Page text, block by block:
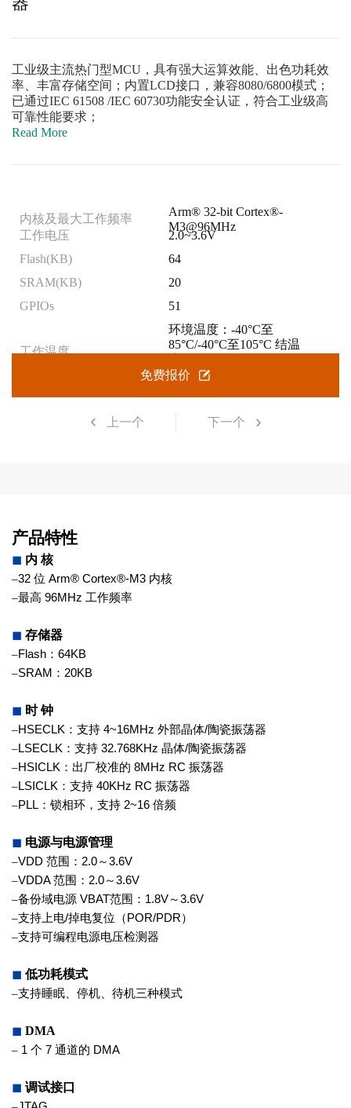
工业级主流热门型MCU，具有强大运算效能、出色功耗效
率、丰富存储空间；内置LCD接口，兼容8080/6800模式；
已通过IEC 61508 /IEC 60730功能安全认证，符合工业级高
可靠性能要求；
Read More
内核及最大工作频率
Arm® 32-bit Cortex®-
M3@96MHz
工作电压
2.0~3.6V
Flash(KB)
64
SRAM(KB)
20
GPIOs
51
工作温度
环境温度：-40°C至
85°C/-40°C至105°C 结温
125°C
免费报价
上一个 下一个
产品特性
◼ 内 核
–32 位 Arm® Cortex®-M3 内核
–最高 96MHz 工作频率
◼ 存储器
–Flash ： 64KB
–SRAM ： 20KB
◼ 时 钟
–HSECLK ：支持 4~16MHz 外部晶体/陶瓷振荡器
–LSECLK ：支持 32.768KHz 晶体/陶瓷振荡器
–HSICLK ：出厂校准的 8MHz RC 振荡器
–LSICLK ：支持 40KHz RC 振荡器
–PLL ：锁相环，支持 2~16 倍频
◼ 电源与电源管理
–VDD 范围： 2.0～3.6V
–VDDA范围： 2.0～3.6V
–备份域电源 VBAT范围： 1.8V～3.6V
–支持上电/掉电复位（ POR/PDR）
–支持可编程电源电压检测器
◼ 低功耗模式
–支持睡眠、停机、待机三种模式
◼ DMA
– 1 个 7 通道的 DMA
◼ 调试接口